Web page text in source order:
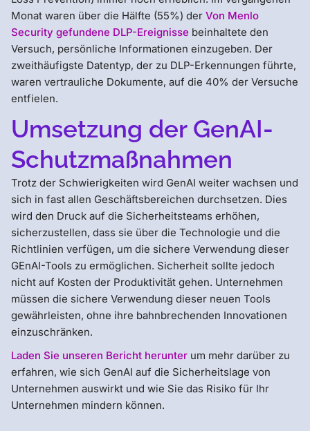
Monat waren über die Hälfte (55%) der Von Menlo
Security gefundene DLP-Ereignisse beinhaltete den
Versuch, persönliche Informationen einzugeben. Der
zweithäufigste Datentyp, der zu DLP-Erkennungen führte,
waren vertrauliche Dokumente, auf die 40% der Versuche
entfielen.
Umsetzung der GenAI-
Schutzmaßnahmen
Trotz der Schwierigkeiten wird GenAI weiter wachsen und
sich in fast allen Geschäftsbereichen durchsetzen. Dies
wird den Druck auf die Sicherheitsteams erhöhen,
sicherzustellen, dass sie über die Technologie und die
Richtlinien verfügen, um die sichere Verwendung dieser
GEnAI-Tools zu ermöglichen. Sicherheit sollte jedoch
nicht auf Kosten der Produktivität gehen. Unternehmen
müssen die sichere Verwendung dieser neuen Tools
gewährleisten, ohne ihre bahnbrechenden Innovationen
einzuschränken.
Laden Sie unseren Bericht herunter um mehr darüber zu
erfahren, wie sich GenAI auf die Sicherheitslage von
Unternehmen auswirkt und wie Sie das Risiko für Ihr
Unternehmen mindern können.